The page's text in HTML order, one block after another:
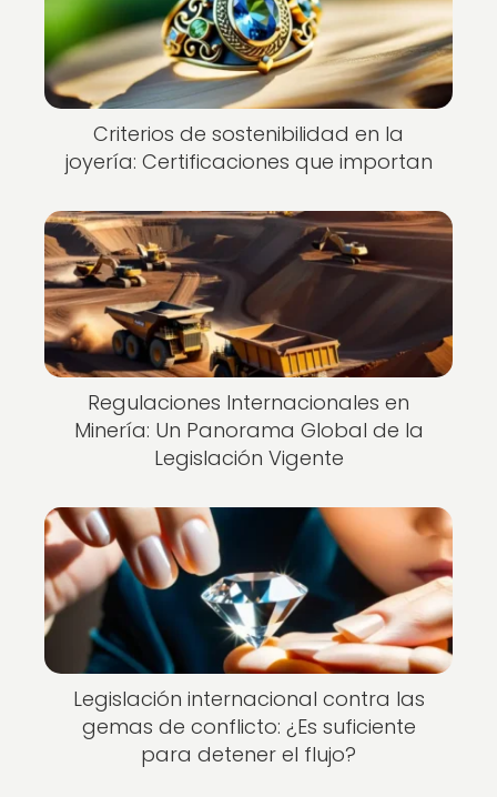
Criterios de sostenibilidad en la
joyería: Certificaciones que importan
Regulaciones Internacionales en
Minería: Un Panorama Global de la
Legislación Vigente
Legislación internacional contra las
gemas de conflicto: ¿Es suficiente
para detener el flujo?